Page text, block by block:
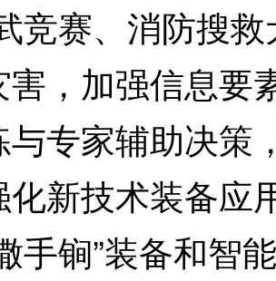
竞赛、消防搜
害，加强信息要
与专家辅助决策
化新技术装备应
手锏”装备和智